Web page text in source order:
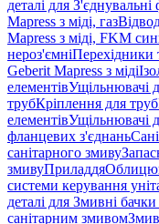
деталі для
Mapress з міді, газ
Mapress з міді, FKM
нероз'ємніПерехідники
Geberit Mapress з міді
елементівУщільнювачі
трубКріплення для труб
елементівУщільнювачі
фланцевих з'єднань
санітарного змиву
змивуПриладдя
системи керування
деталі для Змивні
санітарним змивом